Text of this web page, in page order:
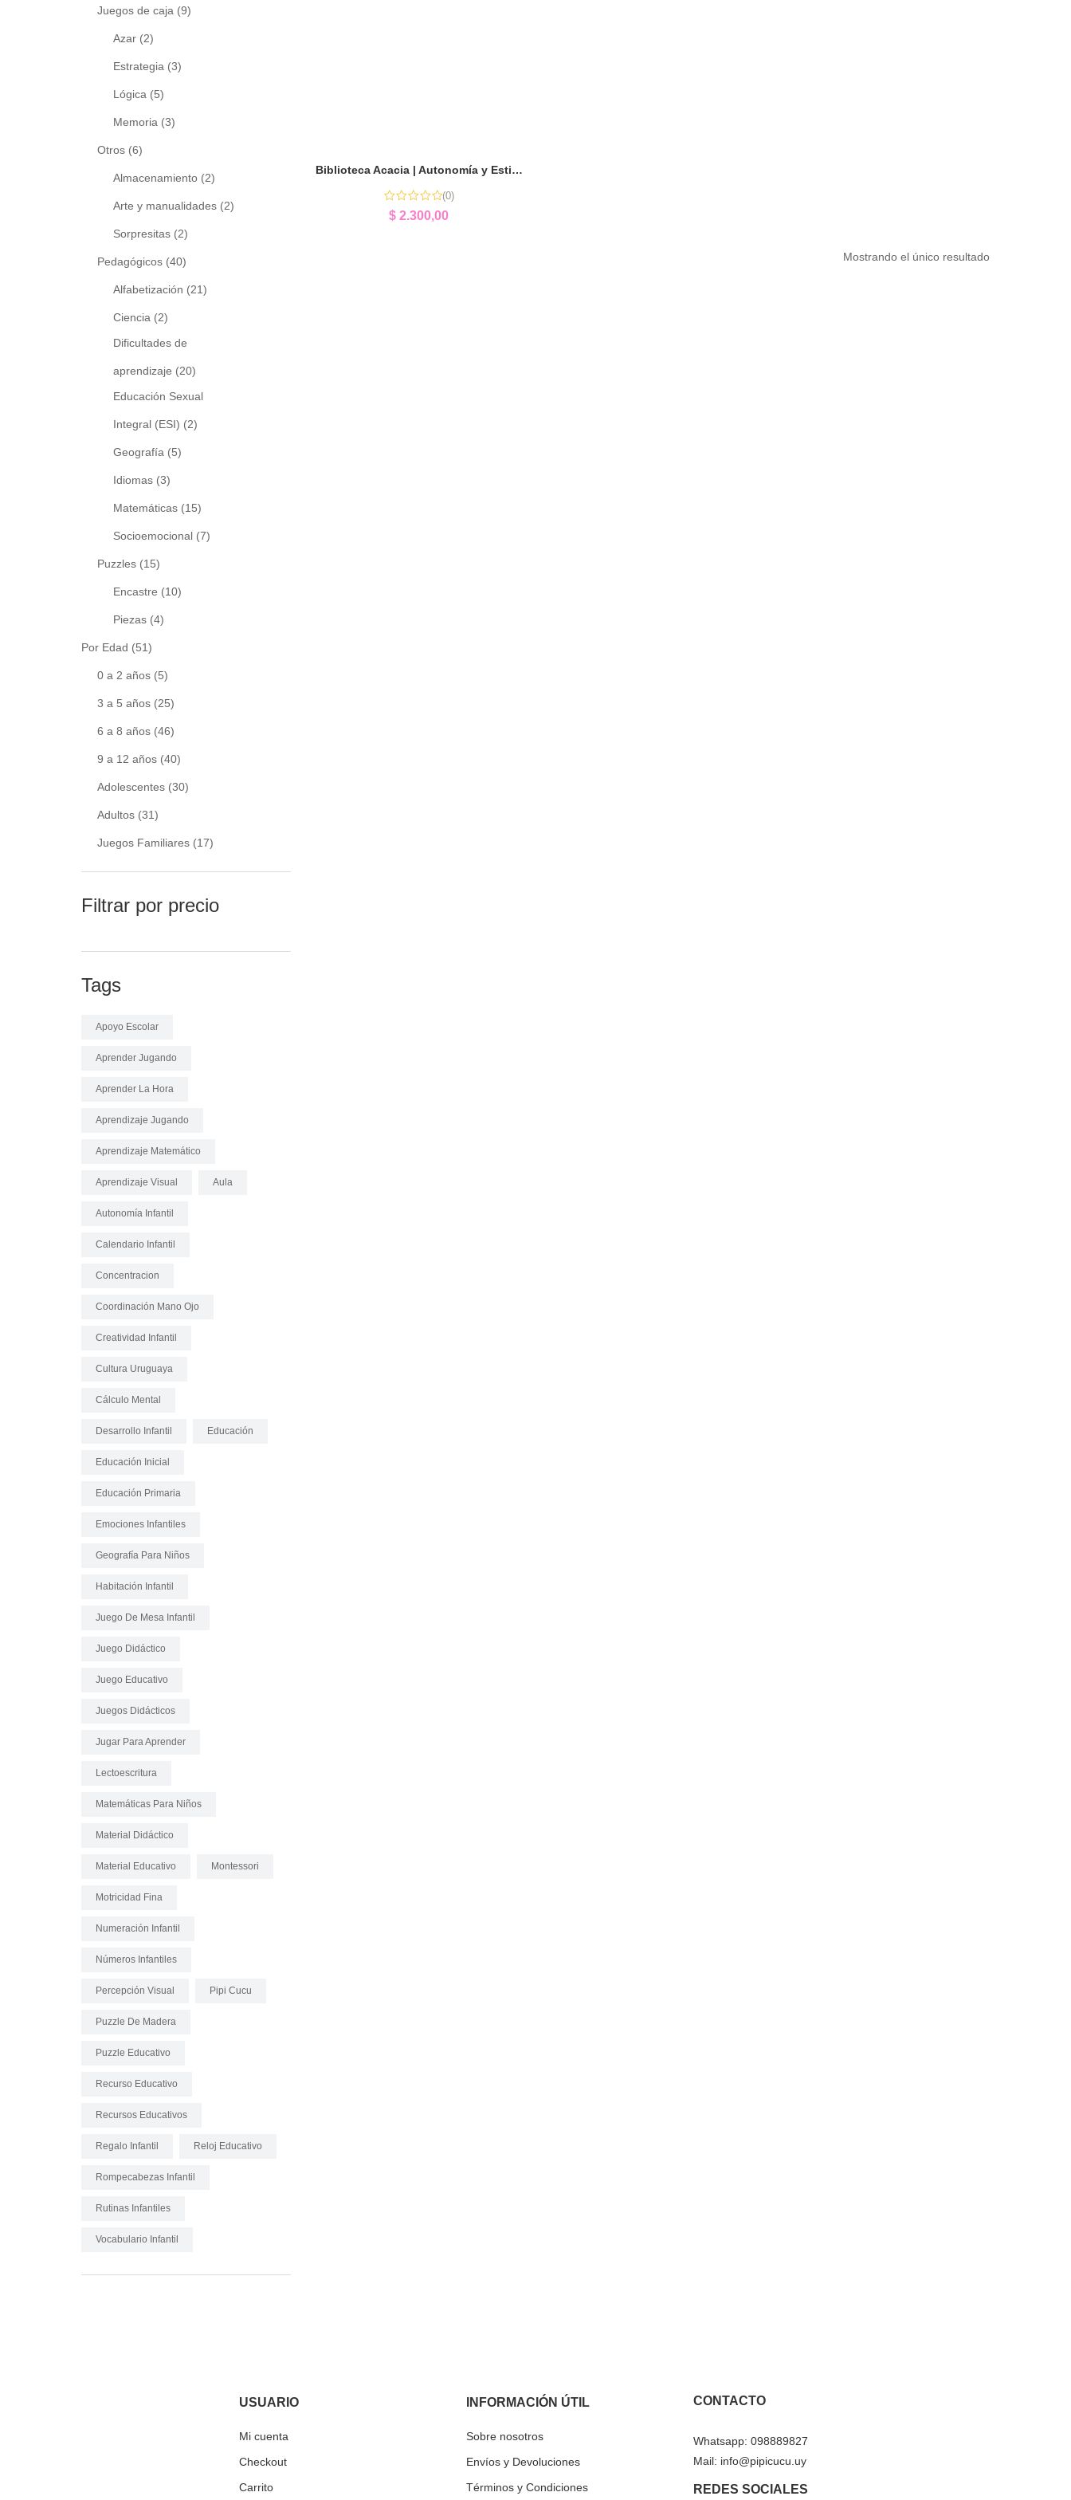
Juegos de caja (9)
Azar (2)
Estrategia (3)
Lógica (5)
Memoria (3)
Otros (6)
Almacenamiento (2)
Arte y manualidades (2)
Sorpresitas (2)
Pedagógicos (40)
Alfabetización (21)
Ciencia (2)
Dificultades de
aprendizaje (20)
Educación Sexual
Integral (ESI) (2)
Geografía (5)
Idiomas (3)
Matemáticas (15)
Socioemocional (7)
Puzzles (15)
Encastre (10)
Piezas (4)
Por Edad (51)
0 a 2 años (5)
3 a 5 años (25)
6 a 8 años (46)
9 a 12 años (40)
Adolescentes (30)
Adultos (31)
Juegos Familiares (17)
Filtrar por precio
Tags
Apoyo Escolar
Aprender Jugando
Aprender La Hora
Aprendizaje Jugando
Aprendizaje Matemático
Aprendizaje Visual Aula
Autonomía Infantil
Calendario Infantil
Concentracion
Coordinación Mano Ojo
Creatividad Infantil
Cultura Uruguaya
Cálculo Mental
Desarrollo Infantil Educación
Educación Inicial
Educación Primaria
Emociones Infantiles
Geografía Para Niños
Habitación Infantil
Juego De Mesa Infantil
Juego Didáctico
Juego Educativo
Juegos Didácticos
Jugar Para Aprender
Lectoescritura
Matemáticas Para Niños
Material Didáctico
Material Educativo Montessori
Motricidad Fina
Numeración Infantil
Números Infantiles
Percepción Visual Pipi Cucu
Puzzle De Madera
Puzzle Educativo
Recurso Educativo
Recursos Educativos
Regalo Infantil Reloj Educativo
Rompecabezas Infantil
Rutinas Infantiles
Vocabulario Infantil
Biblioteca Acacia | Autonomía y Estimulación Temprana
(0)
$ 2.300,00
Mostrando el único resultado
USUARIO
Mi cuenta
Checkout
Carrito
INFORMACIÓN ÚTIL
Sobre nosotros
Envíos y Devoluciones
Términos y Condiciones
CONTACTO
Whatsapp: 098889827
Mail: info@pipicucu.uy
REDES SOCIALES